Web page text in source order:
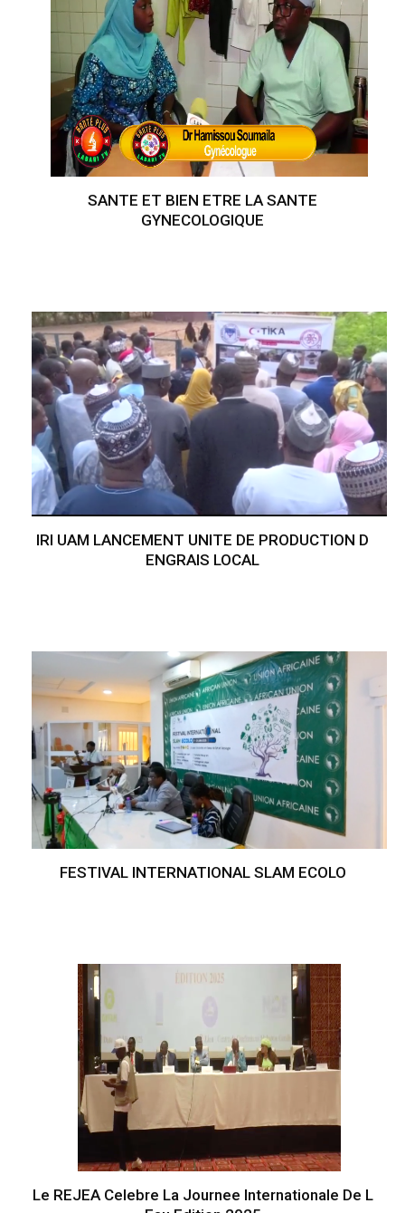
SANTE ET BIEN ETRE LA SANTE
GYNECOLOGIQUE
IRI UAM LANCEMENT UNITE DE PRODUCTION D
ENGRAIS LOCAL
FESTIVAL INTERNATIONAL SLAM ECOLO
Le REJEA Celebre La Journee Internationale De L